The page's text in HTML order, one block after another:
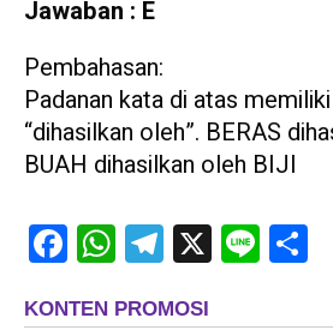
Jawaban : E
Pembahasan:
Padanan kata di atas
“dihasilkan oleh”. BERAS
BUAH dihasilkan oleh BIJI
FacebookWhatsAppTelegram
X Line